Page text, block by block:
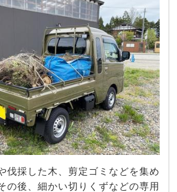
伐採した木、剪定ゴミなどを集め
の後、細かい切りくずなどの専用